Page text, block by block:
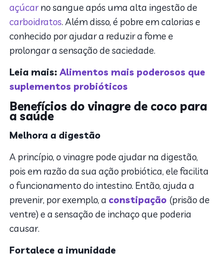
açúcarno sangue após uma alta ingestão de
carboidratos. Além disso, é pobre em calorias e
conhecido por ajudar a reduzir a fome e
prolongar a sensação de saciedade.
Leia mais:Alimentos mais poderosos que
suplementos probióticos
Benefícios do vinagre de coco para
a saúde
Melhora a digestão
A princípio, o vinagre pode ajudar na digestão,
pois em razão da sua ação probiótica, ele facilita
o funcionamento do intestino. Então, ajuda a
prevenir, por exemplo, a constipação (prisão de
ventre) e a sensação de inchaço que poderia
causar.
Fortalece a imunidade